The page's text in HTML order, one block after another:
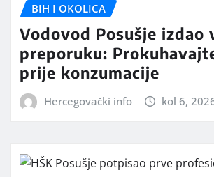
BIH I OKOLICA
Vodovod Posušje izdao
preporuku:
prije konzumacije
Hercegovački info kol 6,